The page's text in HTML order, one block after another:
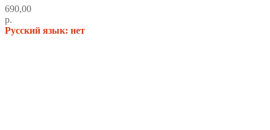
690,00
р.
Русский язык: нет